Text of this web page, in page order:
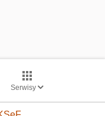
Serwisy